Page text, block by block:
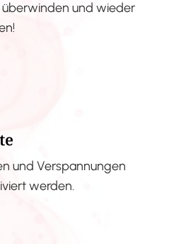
und wieder
und Verspannungen
werden.